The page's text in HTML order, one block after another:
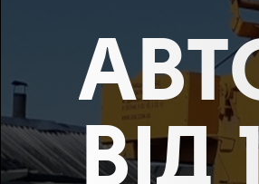
ВІД